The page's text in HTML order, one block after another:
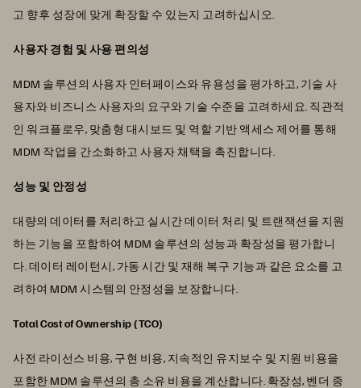
고 향후 성장에 맞게 확장할 수 있는지 고려하십시오.
사용자 경험 및 사용 편의성
MDM 솔루션의 사용자 인터페이스와 유용성을 평가하고, 기술 사
용자와 비즈니스 사용자의 요구와 기술 수준을 고려하세요. 직관적
인 워크플로우, 맞춤형 대시보드 및 역할 기반 액세스 제어를 통해
MDM 작업을 간소화하고 사용자 채택을 촉진합니다.
성능 및 안정성
대량의 데이터를 처리하고 실시간 데이터 처리 및 트랜잭션을 지원
하는 기능을 포함하여 MDM 솔루션의 성능과 확장성을 평가합니
다. 데이터 레이턴시, 가동 시간 및 재해 복구 기능과 같은 요소를 고
려하여 MDM 시스템의 안정성을 보장합니다.
Total Cost of Ownership (TCO)
사전 라이선스 비용, 구현 비용, 지속적인 유지보수 및 지원 비용을
포함한 MDM 솔루션의 총 소유 비용을 계산합니다. 확장성, 벤더 종